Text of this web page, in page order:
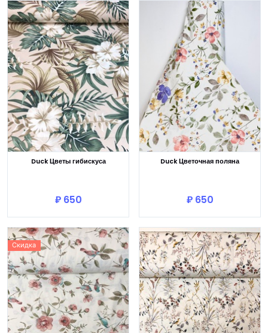
Duck Цветы гибискуса
₽ 650
Duck Цветочная поляна
₽ 650
Скидка